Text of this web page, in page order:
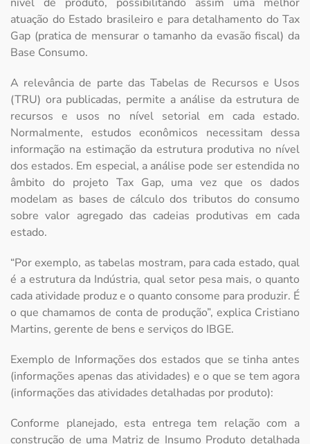
nível de produto, possibilitando assim uma melhor
atuação do Estado brasileiro e para detalhamento do Tax
Gap (pratica de mensurar o tamanho da evasão fiscal) da
Base Consumo.
A relevância de parte das Tabelas de Recursos e Usos
(TRU) ora publicadas, permite a análise da estrutura de
recursos e usos no nível setorial em cada estado.
Normalmente, estudos econômicos necessitam dessa
informação na estimação da estrutura produtiva no nível
dos estados. Em especial, a análise pode ser estendida no
âmbito do projeto Tax Gap, uma vez que os dados
modelam as bases de cálculo dos tributos do consumo
sobre valor agregado das cadeias produtivas em cada
estado.
“Por exemplo, as tabelas mostram, para cada estado, qual
é a estrutura da Indústria, qual setor pesa mais, o quanto
cada atividade produz e o quanto consome para produzir. É
o que chamamos de conta de produção”, explica Cristiano
Martins, gerente de bens e serviços do IBGE.
Exemplo de Informações dos estados que se tinha antes
(informações apenas das atividades) e o que se tem agora
(informações das atividades detalhadas por produto):
Conforme planejado, esta entrega tem relação com a
construção de uma Matriz de Insumo Produto detalhada